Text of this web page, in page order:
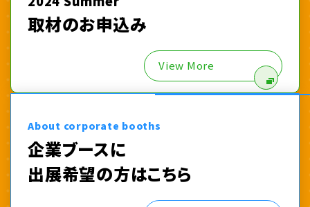
取材のお申込み
View More
About corporate booths
企業ブースに
出展希望の方はこちら